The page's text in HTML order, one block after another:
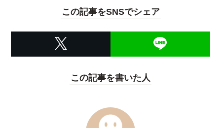
この記事をSNSでシェア
この記事を書いた人